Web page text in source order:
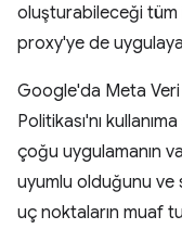
oluşturabileceği
proxy'ye de
Google'da Meta
Politikası'nı
çoğu uygulamanın
uyumlu olduğunu ve
uç noktaların muaf